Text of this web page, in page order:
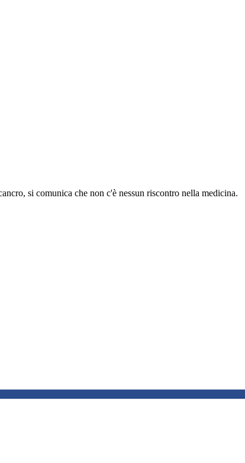
si comunica che non c'è nessun riscontro nella medicina.